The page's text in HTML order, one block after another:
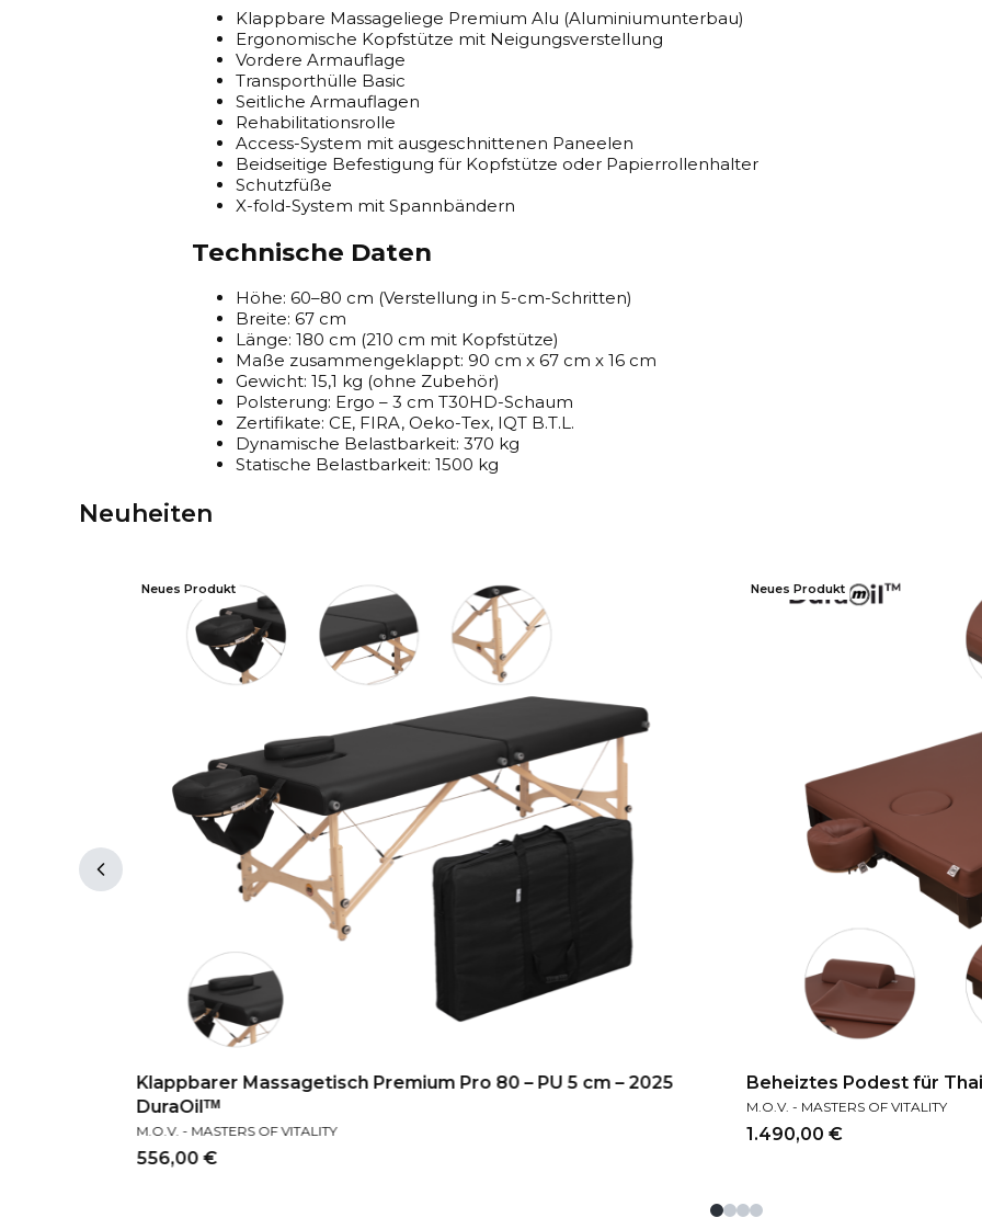
Klappbare Massageliege Premium Alu (Aluminiumunterbau)
Ergonomische Kopfstütze mit Neigungsverstellung
Vordere Armauflage
Transporthülle Basic
Seitliche Armauflagen
Rehabilitationsrolle
Access-System mit ausgeschnittenen Paneelen
Beidseitige Befestigung für Kopfstütze oder Papierrollenhalter
Schutzfüße
X-fold-System mit Spannbändern
Technische Daten
Höhe: 60–80 cm (Verstellung in 5-cm-Schritten)
Breite: 67 cm
Länge: 180 cm (210 cm mit Kopfstütze)
Maße zusammengeklappt: 90 cm x 67 cm x 16 cm
Gewicht: 15,1 kg (ohne Zubehör)
Polsterung: Ergo – 3 cm T30HD-Schaum
Zertifikate: CE, FIRA, Oeko-Tex, IQT B.T.L.
Dynamische Belastbarkeit: 370 kg
Statische Belastbarkeit: 1500 kg
Neuheiten
Neues Produkt
Klappbarer Massagetisch Premium Pro 80 – PU 5 cm – 2025
DuraOilᵀᴹ
HERSTELLER
M.O.V. - MASTERS OF VITALITY
Preis
556,00 €
Neues Produkt
Beheiztes Podest für
HERSTELLER
M.O.V. - MASTERS OF VITALITY
Preis
1.490,00 €